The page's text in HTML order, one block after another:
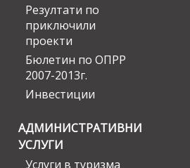
Резултати по
приключили
проекти
Бюлетин по ОПРР
2007-2013г.
Инвестиции
АДМИНИСТРАТИВНИ
УСЛУГИ
Услуги в туризма